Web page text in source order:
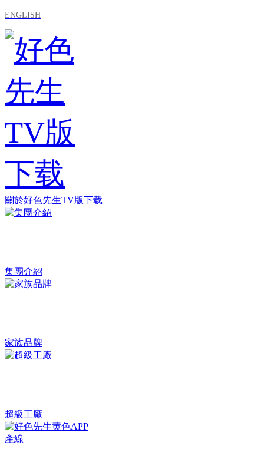
ENGLISH
關於好色先生TV版下载
集團介紹
家族品牌
超級工廠